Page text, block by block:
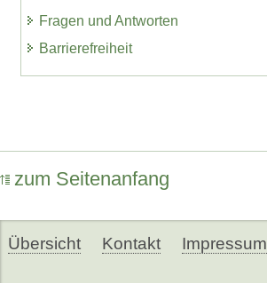
Fragen und Antworten
Barrierefreiheit
zum Seitenanfang
Übersicht Kontakt Impressum